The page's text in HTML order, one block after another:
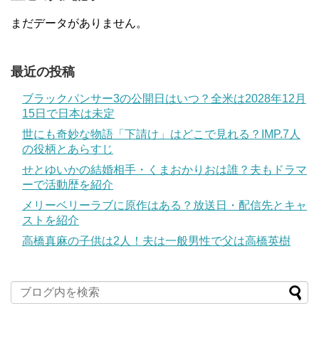
まだデータがありません。
最近の投稿
ブラックパンサー3の公開日はいつ？全米は2028年12月
15日で日本は未定
世にも奇妙な物語「下請け」はどこで見れる？IMP.7人
の役柄とあらすじ
せとゆいかの結婚相手・くまおかりおは誰？夫もドラマ
ーで活動歴を紹介
メリーベリーラブに原作はある？放送日・配信先とキャ
ストを紹介
高橋真麻の子供は2人！夫は一般男性で父は高橋英樹